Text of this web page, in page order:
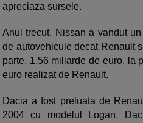
apreciaza sursele.
Anul trecut, Nissan a vandut
de autovehicule decat Renault
parte, 1,56 miliarde de euro, la
euro realizat de Renault.
Dacia a fost preluata de
2004 cu modelul Logan,